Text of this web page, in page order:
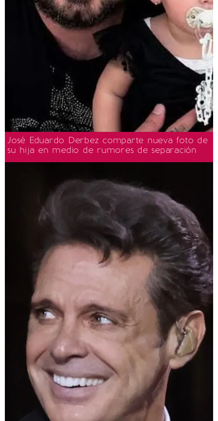
José Eduardo Derbez comparte nueva foto de
su hija en medio de rumores de separación